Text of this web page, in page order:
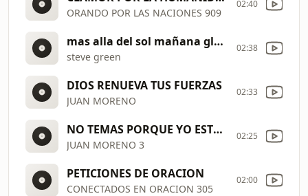
ORANDO POR LAS NACIONES 909
02:40
mas alla del sol mañana gloriosa s
steve green
02:38
DIOS RENUEVA TUS FUERZAS
JUAN MORENO
02:33
NO TEMAS PORQUE YO ESTOY CONTIGO
JUAN MORENO 3
02:25
PETICIONES DE ORACION
CONECTADOS EN ORACION 305
02:00